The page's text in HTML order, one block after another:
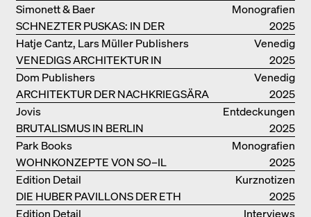
Monografien
SCHNEZTER PUSKAS: IN DER
DRITTEN GENERATION
Simonett & Baer
2025
Venedig
VENEDIGS ARCHITEKTUR IN
ELEMENTEN UND DIE STADT ALS
REALITÄT
Hatje Cantz, Lars Müller Publishers
2025
Venedig
ARCHITEKTUR DER NACHKRIEGSÄRA
IN VENEDIG
Dom Publishers
2025
Entdeckungen
BRUTALISMUS IN BERLIN
Jovis
2025
Monografien
WOHNKONZEPTE VON SO–IL
Park Books
2025
Kurznotizen
DIE HUBER PAVILLONS DER ETH
ZÜRICH – WIEDERVERWENDET!
Edition Detail
2025
Interviews
Edition Detail